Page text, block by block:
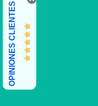
OPINIONES CLIENTES